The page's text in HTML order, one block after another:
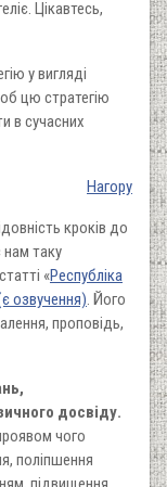
Цікавтесь,
у вигляді
цю стратегію
в сучасних
Нагору
кроків до
нам таку
«Республіка
озвучення). Його
проповідь,
досвіду.
чого
поліпшення